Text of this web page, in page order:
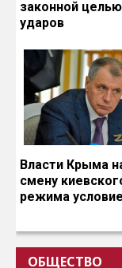
законной
ударов
Власти Крыма
смену
режима
ОБЩЕСТВО